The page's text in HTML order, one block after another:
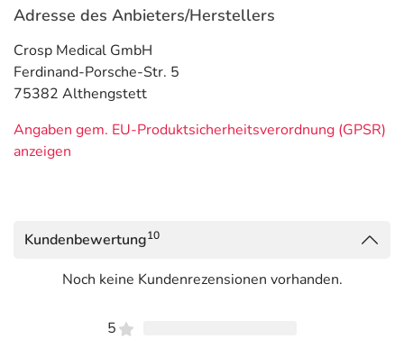
Adresse des Anbieters/Herstellers
Crosp Medical GmbH
Ferdinand-Porsche-Str. 5
75382 Althengstett
Angaben gem. EU-Produktsicherheitsverordnung (GPSR)
anzeigen
Kundenbewertung10
Noch keine Kundenrezensionen vorhanden.
5